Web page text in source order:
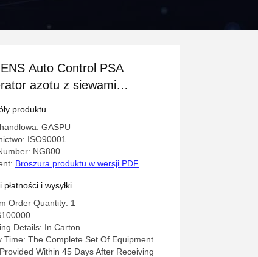
Auto Control PSA
azotu z siewami
produktu
GASPU
ISO90001
NG800
Broszura produktu w wersji PDF
płatności i wysyłki
Order Quantity: 1
Details: In Carton
Time: The Complete Set Of Equipment
Within 45 Days After Receiving